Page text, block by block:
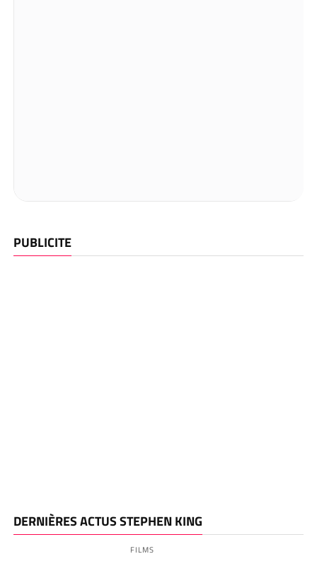
PUBLICITE
DERNIÈRES ACTUS STEPHEN KING
FILMS